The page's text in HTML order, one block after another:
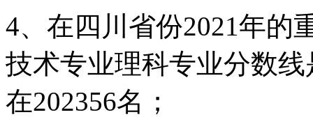
4、在四川省份2021年的
技术专业理科专业分数
在202356名；